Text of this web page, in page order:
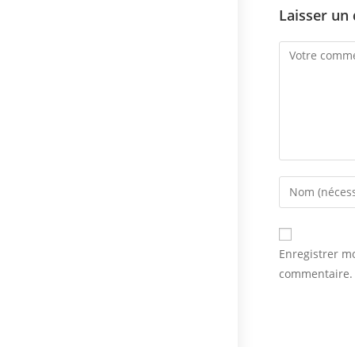
Laisser
Comment
Enter
your
name
or
username
Enregistrer
commentaire.